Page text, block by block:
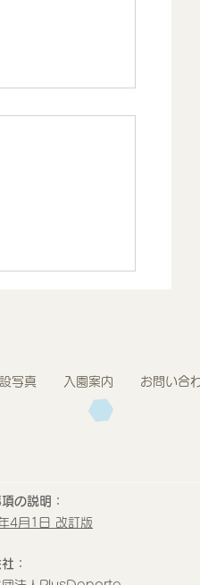
きょうすく
写真 入園案内 お問い合
の説明：
4月1日 改訂版
：